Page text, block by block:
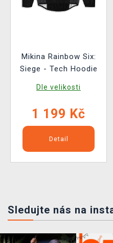
Mikina Rainbow Six:
Siege - Tech Hoodie
Dle velikosti
1 199 Kč
Detail
Sledujte nás na